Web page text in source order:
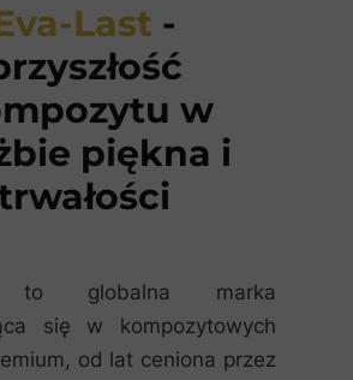
Last -
w
piękna i
to globalna marka
się w kompozytowych
od lat ceniona przez